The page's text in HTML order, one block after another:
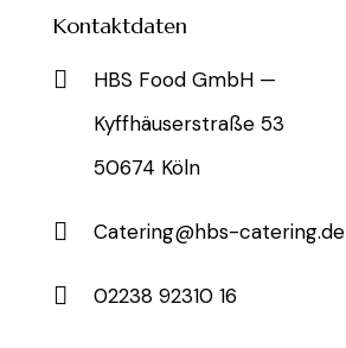
Kontaktdaten
HBS Food GmbH —
Kyffhäuserstraße 53
50674 Köln
Catering@hbs-catering.de
02238 92310 16